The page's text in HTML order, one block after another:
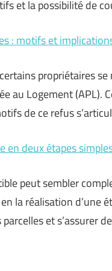
et la possibilité de
: motifs et
propriétaires
au Logement
de ce refus
en deux étapes
peut sembler
la réalisation
et s’assurer